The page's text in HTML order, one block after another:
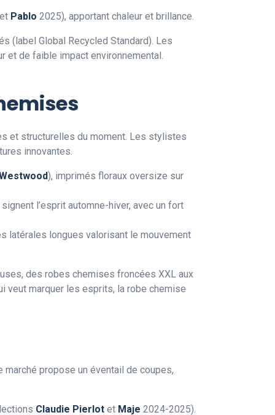
Pablo 2025), apportant chaleur et brillance.
(label Global Recycled Standard). Les
de faible impact environnemental.
et structurelles du moment. Les stylistes
innovantes.
), imprimés floraux oversize sur
signent l’esprit automne-hiver, avec un fort
latérales longues valorisant le mouvement
des robes chemises froncées XXL aux
veut marquer les esprits, la robe chemise
propose un éventail de coupes,
Claudie Pierlot et Maje 2024-2025).